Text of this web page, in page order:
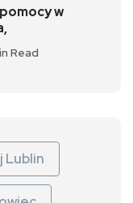
w
Read
Lublin